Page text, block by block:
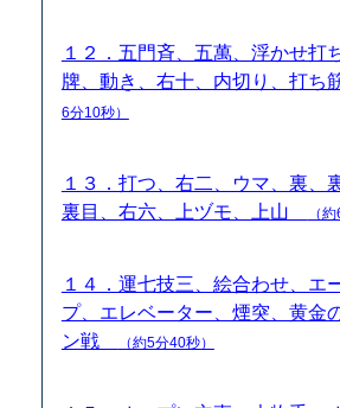
１２．五門斉、五萬、浮かせ打
牌、動き、右十、内切り、打ち
6分10秒）
１３．打つ、右二、ウマ、裏、
裏目、右六、上ヅモ、上山
（
１４．運七技三、絵合わせ、エ
プ、エレベーター、煙突、黄金
ン戦
（約5分40秒）